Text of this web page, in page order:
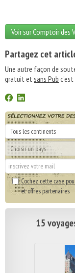
Voir sur Comptoir des
Partagez cet
Une autre façon de
gratuit etsans Pub c'est
Cochez cette case
et offres partenaires
15